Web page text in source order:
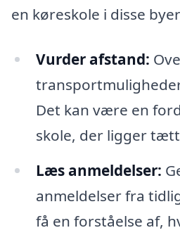
en køreskole i disse
Vurder afstand:
Det kan være en
skole, der ligger
Læs anmeldelser:
anmeldelser fra
få en forståelse af,